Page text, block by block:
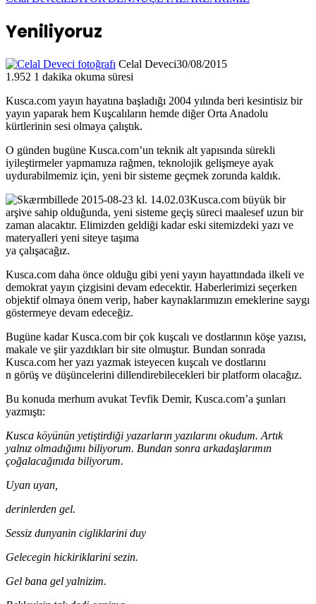
Yeniliyoruz
Celal Deveci30/08/2015
1.952 1 dakika okuma süresi
Kusca.com yayın hayatına başladığı 2004 yılında beri kesintisiz bir
yayın yaparak hem Kuşcalıların hemde diğer Orta Anadolu
kürtlerinin sesi olmaya çalıştık.
O günden bugüne Kusca.com’un teknik alt yapısında sürekli
iyileştirmeler yapmamıza rağmen, teknolojik gelişmeye ayak
uydurabilmemiz için, yeni bir sisteme geçmek zorunda kaldık.
Kusca.com büyük bir
arşive sahip olduğunda, yeni sisteme geçiş süreci maalesef uzun bir
zaman alacaktır. Elimizden geldiği kadar eski sitemizdeki yazı ve
materyalleri yeni siteye taşıma
ya çalışacağız.
Kusca.com daha önce olduğu gibi yeni yayın hayattındada ilkeli ve
demokrat yayın çizgisini devam edecektir. Haberlerimizi seçerken
objektif olmaya önem verip, haber kaynaklarımızın emeklerine saygı
göstermeye devam edeceğiz.
Bugüne kadar Kusca.com bir çok kuşcalı ve dostlarının köşe yazısı,
makale ve şiir yazdıkları bir site olmuştur. Bundan sonrada
Kusca.com her yazı yazmak isteyecen kuşcalı ve dostlarını
n görüş ve düşüncelerini dillendirebilecekleri bir platform olacağız.
Bu konuda merhum avukat Tevfik Demir, Kusca.com’a şunları
yazmıştı:
Kusca köyünün yetiştirdiği yazarların yazılarını okudum. Artık
yalnız olmadığımı biliyorum. Bundan sonra arkadaşlarımın
çoğalacağınıda biliyorum.
Uyan uyan,
derinlerden gel.
Sessiz dunyanin cigliklarini duy
Gelecegin hickiriklarini sezin.
Gel bana gel yalnizim.